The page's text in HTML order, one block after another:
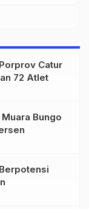
Catur
72 Atlet
Bungo